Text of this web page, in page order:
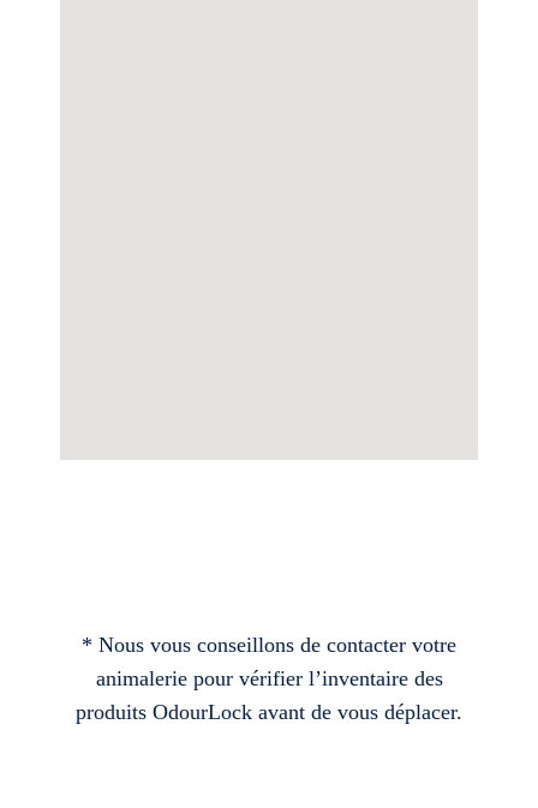
* Nous vous conseillons de contacter votre
animalerie pour vérifier l’inventaire des
produits OdourLock avant de vous déplacer.